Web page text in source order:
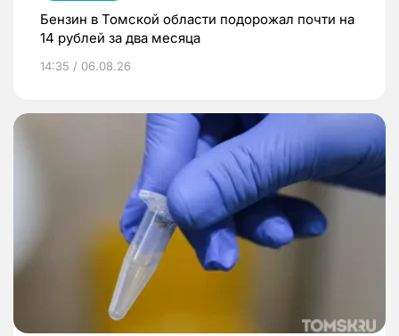
Бензин в Томской области подорожал почти на
14 рублей за два месяца
14:35 / 06.08.26